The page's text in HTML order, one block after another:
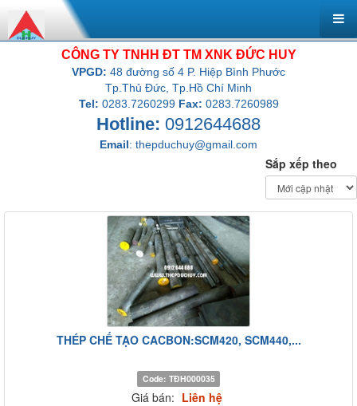
CÔNG TY TNHH ĐT TM XNK ĐỨC HUY
VPGD: 48 đường số 4 P. Hiệp Bình Phước
Tp.Thủ Đức, Tp.Hồ Chí Minh
Tel: 0283.7260299 Fax: 0283.7260989
Hotline: 0912644688
Email: thepduchuy@gmail.com
Sắp xếp theo
THÉP CHẾ TẠO CACBON:SCM420, SCM440,...
Code: TĐH000035
Giá bán: Liên hệ